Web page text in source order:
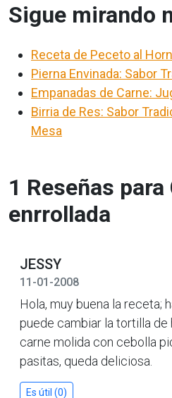
Sigue mirando
Receta de Peceto al
Pierna Envinada: Sabor
Empanadas de Carne:
Birria de Res: Sabor
Mesa
1 Reseñas para
enrrollada
JESSY
11-01-2008
Hola, muy buena la receta;
puede cambiar la tortilla de
carne molida con cebolla
pasitas, queda deliciosa.
Es útil (0)